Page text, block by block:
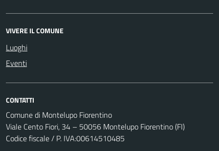
VIVERE IL COMUNE
Luoghi
Eventi
CONTATTI
Comune di Montelupo Fiorentino
Viale Cento Fiori, 34 – 50056 Montelupo Fiorentino (FI)
Codice fiscale / P. IVA:00614510485